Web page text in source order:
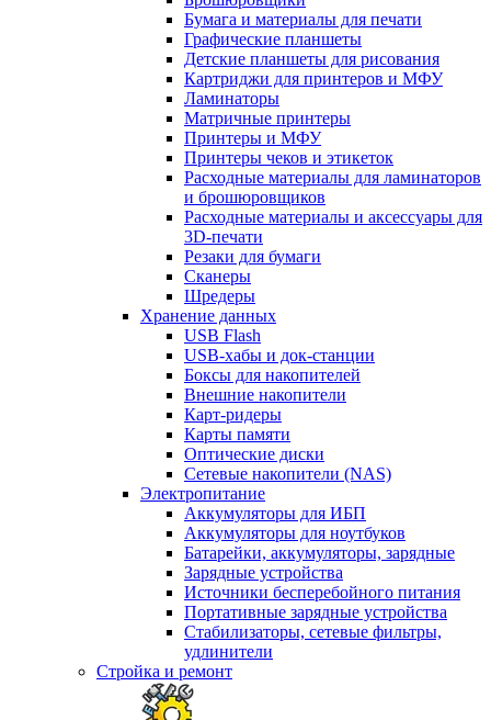
Бумага и материалы для печати
Графические планшеты
Детские планшеты для рисования
Картриджи для принтеров и МФУ
Ламинаторы
Матричные принтеры
Принтеры и МФУ
Принтеры чеков и этикеток
Расходные материалы для ламинаторов
и брошюровщиков
Расходные материалы и аксессуары для
3D-печати
Резаки для бумаги
Сканеры
Шредеры
Хранение данных
USB Flash
USB-хабы и док-станции
Боксы для накопителей
Внешние накопители
Карт-ридеры
Карты памяти
Оптические диски
Сетевые накопители (NAS)
Электропитание
Аккумуляторы для ИБП
Аккумуляторы для ноутбуков
Батарейки, аккумуляторы, зарядные
Зарядные устройства
Источники бесперебойного питания
Портативные зарядные устройства
Стабилизаторы, сетевые фильтры,
удлинители
Стройка и ремонт